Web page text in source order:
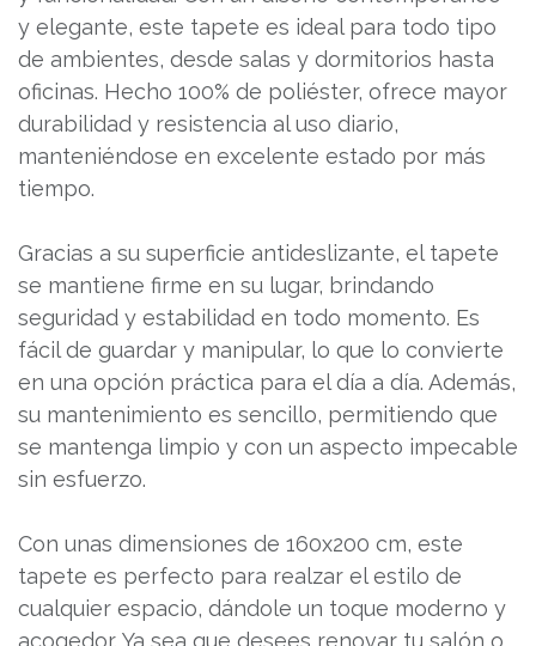
y elegante, este tapete es ideal para todo tipo
de ambientes, desde salas y dormitorios hasta
oficinas. Hecho 100% de poliéster, ofrece mayor
durabilidad y resistencia al uso diario,
manteniéndose en excelente estado por más
tiempo.
Gracias a su superficie antideslizante, el tapete
se mantiene firme en su lugar, brindando
seguridad y estabilidad en todo momento. Es
fácil de guardar y manipular, lo que lo convierte
en una opción práctica para el día a día. Además,
su mantenimiento es sencillo, permitiendo que
se mantenga limpio y con un aspecto impecable
sin esfuerzo.
Con unas dimensiones de 160x200 cm, este
tapete es perfecto para realzar el estilo de
cualquier espacio, dándole un toque moderno y
acogedor. Ya sea que desees renovar tu salón o